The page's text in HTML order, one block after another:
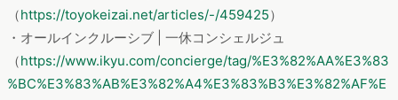
リッププラン | 2020 | ホテルニューオータニ（東京）
（ https://www.newotani.co.jp/tokyo/press-
release/2020/default-1c8a9ee805/）
・ステイケーションとは？近場のホテルでバケーション♪楽しみ